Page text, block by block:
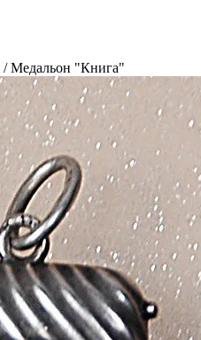
/ Медальон "Книга"